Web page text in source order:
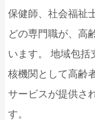
保健師、社会福祉
どの専門職が、高
います。 地域包括
核機関として高齢
サービスが提供さ
す。